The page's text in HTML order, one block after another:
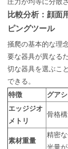
圧力が均等に分散
比較分析：顔面
ピングツール
掻爬の基本的な理
要な器具が異なる
切な器具を選ぶこ
できる。
特徴
グア
エッジジオ
メトリ
骨格
素材重量
精密
光量